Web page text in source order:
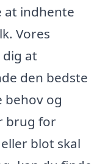
at indhente
Vores
at
den bedste
behov og
brug for
blot skal